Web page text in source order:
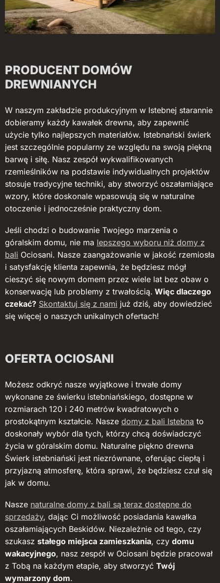
PRODUCENT DOMÓW
DREWNIANYCH
W naszym zakładzie produkcyjnym w Istebnej starannie
dobieramy każdy kawałek drewna, aby zapewnić
użycie tylko najlepszych materiałów. Istebnański świerk
jest szczególnie popularny ze względu na swoją piękną
barwę i siłę. Nasz zespół wykwalifikowanych
rzemieślników na podstawie indywidualnych projektów
stosuje tradycyjne techniki, aby stworzyć oszałamiające
wzory, które doskonale wpasowują się w naturalne
otoczenie i jednocześnie praktyczny dom.
Jeśli chodzi o budowanie Twojego marzenia o
góralskim domu, nie ma lepszego wyboru niż domy z
bali Ociosani. Nasze zaangażowanie w jakość rzemiosła
i satysfakcję klienta zapewnia, że będziesz mógł
cieszyć się nowym domem przez wiele lat bez obaw o
konserwację lub problemy z trwałością. Więc dlaczego
czekać? Skontaktuj się z nami już dziś, aby dowiedzieć
się więcej o naszych unikalnych ofertach!
OFERTA OCIOSANI
Możesz odkryć nasze wyjątkowe i trwałe domy
wykonane ze świerku istebniańskiego, dostępne w
rozmiarach 120 i 240 metrów kwadratowych o
prostokątnym kształcie. Nasze domy z bali Istebna to
doskonały wybór dla tych, którzy chcą doświadczyć
życia w góralskim domu. Naturalne piękno drewna
Świerk istebniański jest niezrównane, oferując ciepłą i
przyjazną atmosferę, która sprawi, że będziesz czuł się
jak w domu.
Nasze naturalne domy z bali są teraz dostępne do
sprzedaży, dając Ci możliwość posiadania kawałka
oszałamiających Beskidów. Niezależnie od tego, czy
szukasz stałego miejsca zamieszkania, czy domu
wakacyjnego, nasz zespół w Ociosani będzie pracował
z Tobą na każdym etapie, aby stworzyć Twój
wymarzony dom.